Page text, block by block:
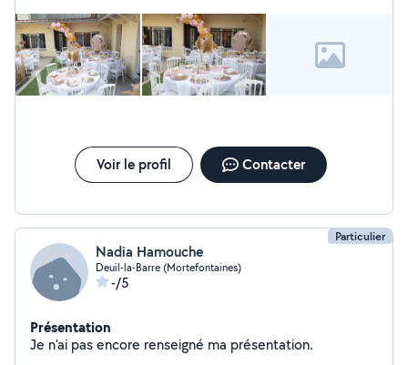
Voir le profil Contacter
Particulier
Nadia Hamouche
Deuil-la-Barre (Mortefontaines)
-/5
Présentation
Je n'ai pas encore renseigné ma présentation.